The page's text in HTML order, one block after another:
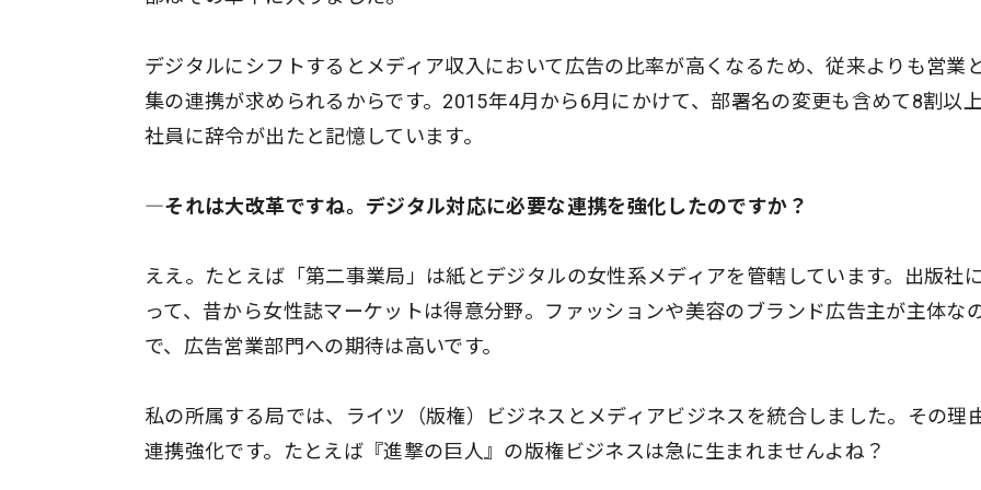
デジタルにシフトするとメディア収入において広告の比率が高くなるため、従来よりも営業
集の連携が求められるからです。2015年4月から6月にかけて、部署名の変更も含めて8割以
社員に辞令が出たと記憶しています。
―それは大改革ですね。デジタル対応に必要な連携を強化したのですか？
ええ。たとえば「第二事業局」は紙とデジタルの女性系メディアを管轄しています。出版社
って、昔から女性誌マーケットは得意分野。ファッションや美容のブランド広告主が主体な
で、広告営業部門への期待は高いです。
私の所属する局では、ライツ（版権）ビジネスとメディアビジネスを統合しました。その理
連携強化です。たとえば『進撃の巨人』の版権ビジネスは急に生まれませんよね？